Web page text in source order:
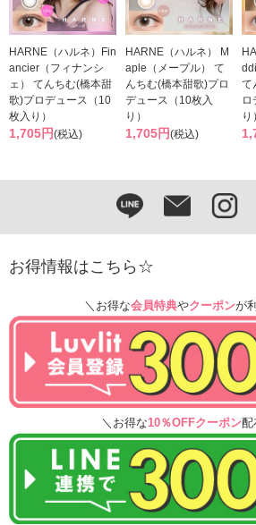
HARNE（ハルネ）Fin
ancier（フィナンシ
ェ） てんちむ(橋本甜
歌)プロデュース（10
枚入り）
1,705円(税込)
HARNE（ハルネ） M
aple（メープル） て
んちむ(橋本甜歌)プロ
デュース（10枚入
り）
1,705円(税込)
て
ロ
り）
お得情報はこちら☆
＼お得な会員特典やクーポンが
＼お得な10％OFFクーポン